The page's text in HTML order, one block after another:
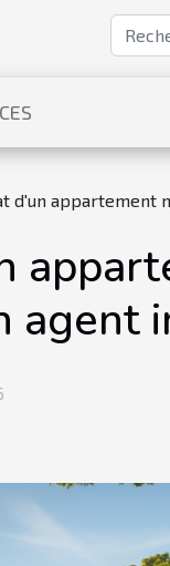
d'un appartement
agent